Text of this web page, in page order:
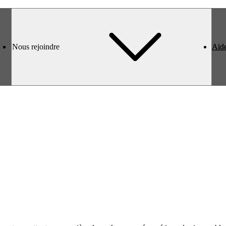
Nous rejoindre
Nous rejoindre